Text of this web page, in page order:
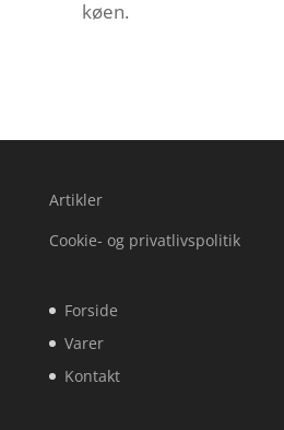
køen.
Artikler
Cookie- og privatlivspolitik
Forside
Varer
Kontakt